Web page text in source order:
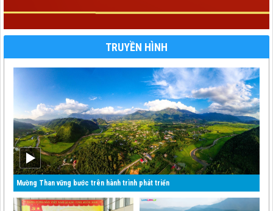
TRUYỀN HÌNH
Mường Than vững bước trên hành trình phát triển